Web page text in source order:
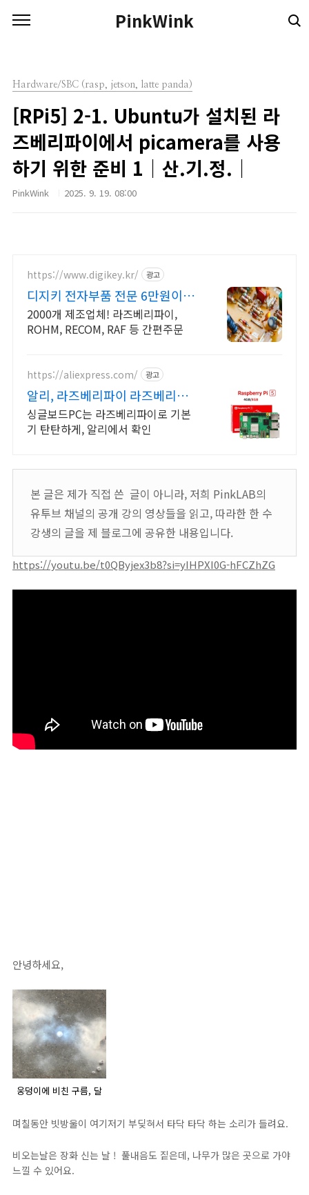
PinkWink
Hardware/SBC (rasp, jetson, latte panda)
[RPi5] 2-1. Ubuntu가 설치된 라
즈베리파이에서 picamera를 사용
하기 위한 준비 1｜산.기.정.｜
PinkWink 2025. 9. 19. 08:00
https://www.digikey.kr/ 광고
디지키 전자부품 전문 6만원이상
무료배송,당일발송
2000개 제조업체! 라즈베리파이,
ROHM, RECOM, RAF 등 간편주문
https://aliexpress.com/ 광고
알리, 라즈베리파이 라즈베리파
이 알리익스프레스
싱글보드PC는 라즈베리파이로 기본
기 탄탄하게, 알리에서 확인
본 글은 제가 직접 쓴 글이 아니라, 저희 PinkLAB의
유투브 채널의 공개 강의 영상들을 읽고, 따라한 한 수
강생의 글을 제 블로그에 공유한 내용입니다.
https://youtu.be/t0QByjex3b8?si=yIHPXI0G-hFCZhZG
안녕하세요,
웅덩이에 비친 구름, 달
며칠동안 빗방울이 여기저기 부딪혀서 타닥 타닥 하는 소리가 들려요.
비오는날은 장화 신는 날 ! 풀내음도 짙은데, 나무가 많은 곳으로 가야
느낄 수 있어요.